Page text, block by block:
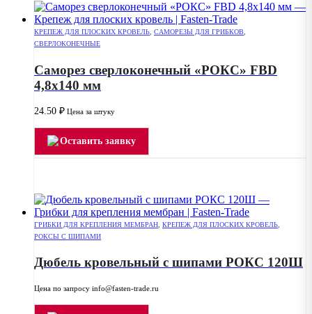
КРЕПЕЖ ДЛЯ ПЛОСКИХ КРОВЕЛЬ САМОРЕЗЫ ДЛЯ ГРИБКОВ
СВЕРЛОКОНЕЧНЫЕ
Саморез сверлоконечный «РОКС» FBD
4,8х140 мм
24.50 ₽ Цена за штуку
Оставить заявку
ГРИБКИ ДЛЯ КРЕПЛЕНИЯ МЕМБРАН КРЕПЕЖ ДЛЯ ПЛОСКИХ КРОВЕЛЬ
РОКСЫ С ШИПАМИ
Дюбель кровельный с шипами РОКС 120Ш
Цена по запросу info@fasten-trade.ru